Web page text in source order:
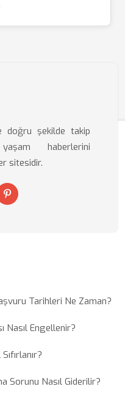
doğru şekilde takip
haberlerini
sitesidir.
Tarihleri Ne Zaman?
Nasıl Engellenir?
Sorunu Nasıl Giderilir?